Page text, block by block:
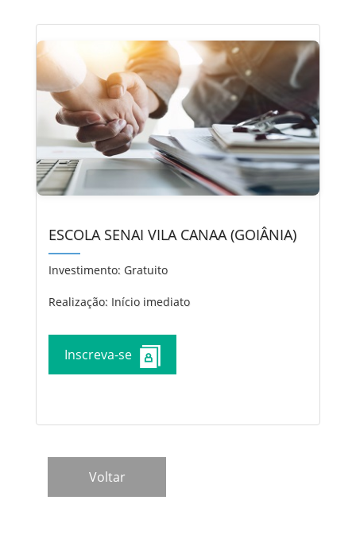
ESCOLA SENAI VILA CANAA (GOIÂNIA)
Investimento: Gratuito
Realização: Início imediato
Inscreva-se